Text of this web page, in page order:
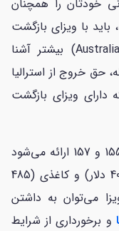
خودتان را همچنان
با ویزای بازگشت
به استرالیا (Australian Resident Return visa) بیشتر آشنا
پس از گذشت این دوره 5 ساله، حق خروج از استرالیا
دارای ویزای بازگشت
ویزای بازگشت استرالیا، در 2 ساب‌کلاس 155 و 157 ارائه می‌شود
و هزینه اخذ آن بسته به نوع آنلاین (405 دلار) و کاغذی (485
می‌توان به داشتن
و برخورداری از شرایط